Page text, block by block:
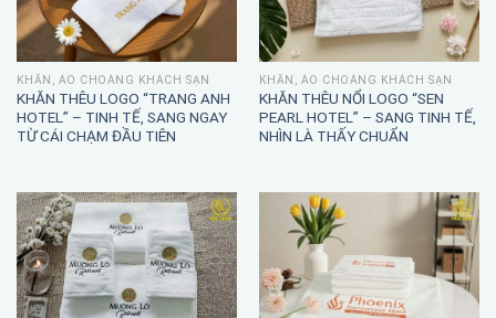
KHĂN, ÁO CHOÀNG KHÁCH SẠN
KHĂN THÊU LOGO “TRANG ANH
HOTEL” – TINH TẾ, SANG NGAY
TỪ CÁI CHẠM ĐẦU TIÊN
KHĂN, ÁO CHOÀNG KHÁCH SẠN
KHĂN THÊU NỔI LOGO “SEN
PEARL HOTEL” – SANG TINH TẾ,
NHÌN LÀ THẤY CHUẨN